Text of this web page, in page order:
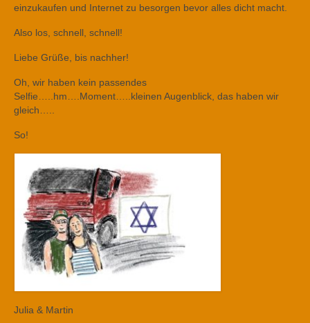
einzukaufen und Internet zu besorgen bevor alles dicht macht.
Also los, schnell, schnell!
Liebe Grüße, bis nachher!
Oh, wir haben kein passendes
Selfie…..hm….Moment…..kleinen Augenblick, das haben wir
gleich…..
So!
Julia & Martin